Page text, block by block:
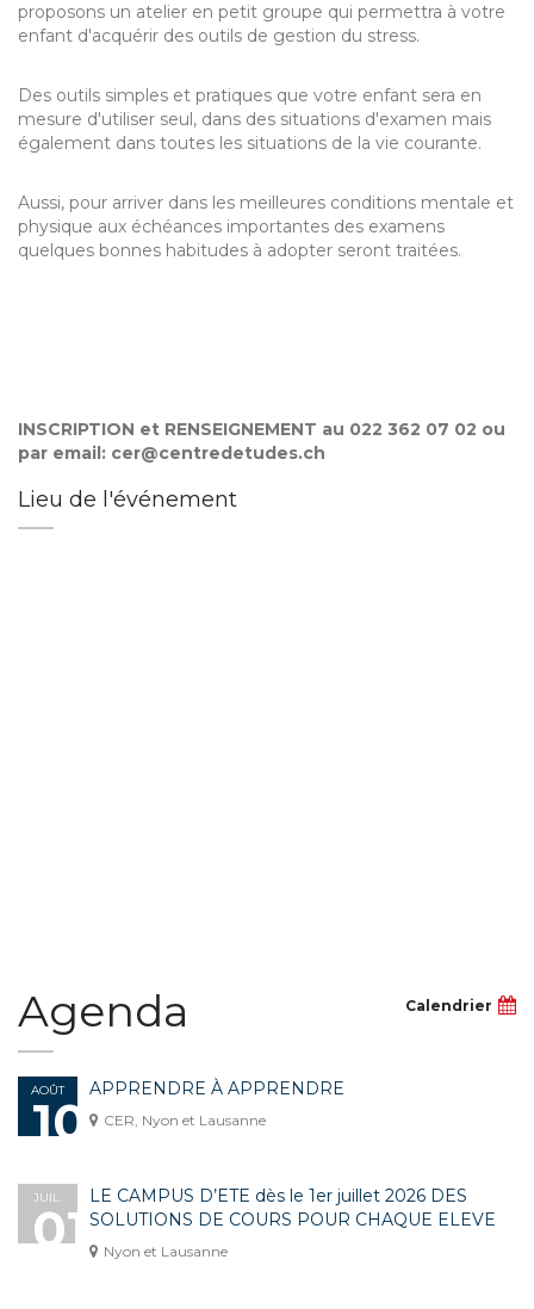
proposons un atelier en petit groupe qui permettra à votre
enfant d'acquérir des outils de gestion du stress.
Des outils simples et pratiques que votre enfant sera en
mesure d'utiliser seul, dans des situations d'examen mais
également dans toutes les situations de la vie courante.
Aussi, pour arriver dans les meilleures conditions mentale et
physique aux échéances importantes des examens
quelques bonnes habitudes à adopter seront traitées.
INSCRIPTION et RENSEIGNEMENT au 022 362 07 02 ou
par email: cer@centredetudes.ch
Lieu de l'événement
Agenda Calendrier
AOÛT
10
APPRENDRE À APPRENDRE
CER, Nyon et Lausanne
JUIL.
01
LE CAMPUS D’ETE dès le 1er juillet 2026 DES
SOLUTIONS DE COURS POUR CHAQUE ELEVE
Nyon et Lausanne